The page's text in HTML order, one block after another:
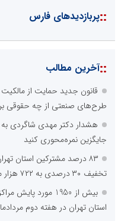
::پربازدیدهای فارس
::آخرین مطالب
قانون جدید حمایت از
طرح‌های صنعتی از چه حقوقی
هشدار دکتر مهدی شاگردی
جایگزین نمره‌محوری کنید
۸۳ درصد مشترکین استان
تخفیف ۳۰ درصدی به ۷۲۲ هزار مشترک تهرانی
بیش از 1950 مورد
استان تهران در هفته دوم